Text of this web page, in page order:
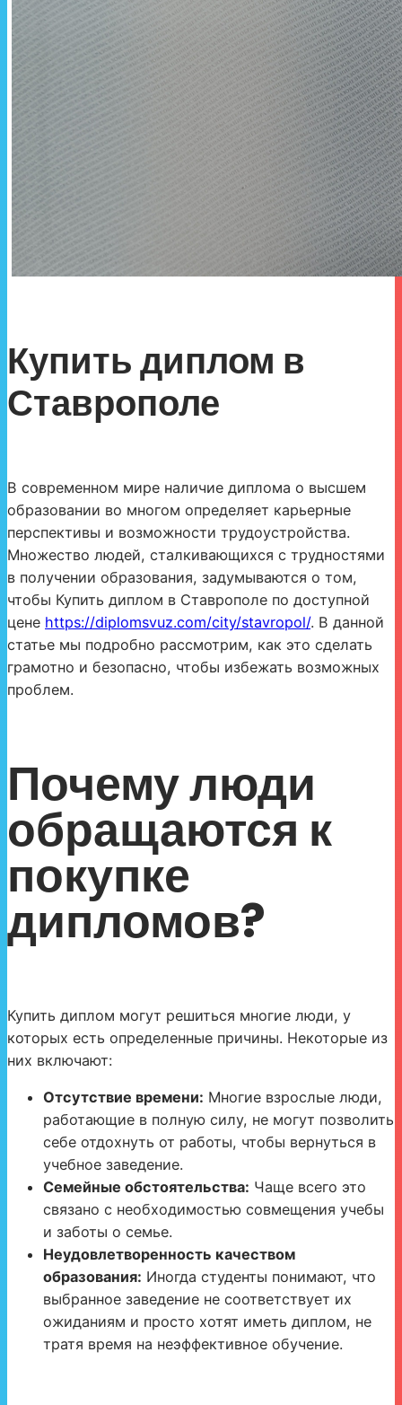
Купить диплом в
Ставрополе
В современном мире наличие диплома о высшем
образовании во многом определяет карьерные
перспективы и возможности трудоустройства.
Множество людей, сталкивающихся с трудностями
в получении образования, задумываются о том,
чтобы Купить диплом в Ставрополе по доступной
цене https://diplomsvuz.com/city/stavropol/. В данной
статье мы подробно рассмотрим, как это сделать
грамотно и безопасно, чтобы избежать возможных
проблем.
Почему люди
обращаются к
покупке
дипломов?
Купить диплом могут решиться многие люди, у
которых есть определенные причины. Некоторые из
них включают:
Отсутствие времени: Многие взрослые люди,
работающие в полную силу, не могут позволить
себе отдохнуть от работы, чтобы вернуться в
учебное заведение.
Семейные обстоятельства: Чаще всего это
связано с необходимостью совмещения учебы
и заботы о семье.
Неудовлетворенность качеством
образования: Иногда студенты понимают, что
выбранное заведение не соответствует их
ожиданиям и просто хотят иметь диплом, не
тратя время на неэффективное обучение.